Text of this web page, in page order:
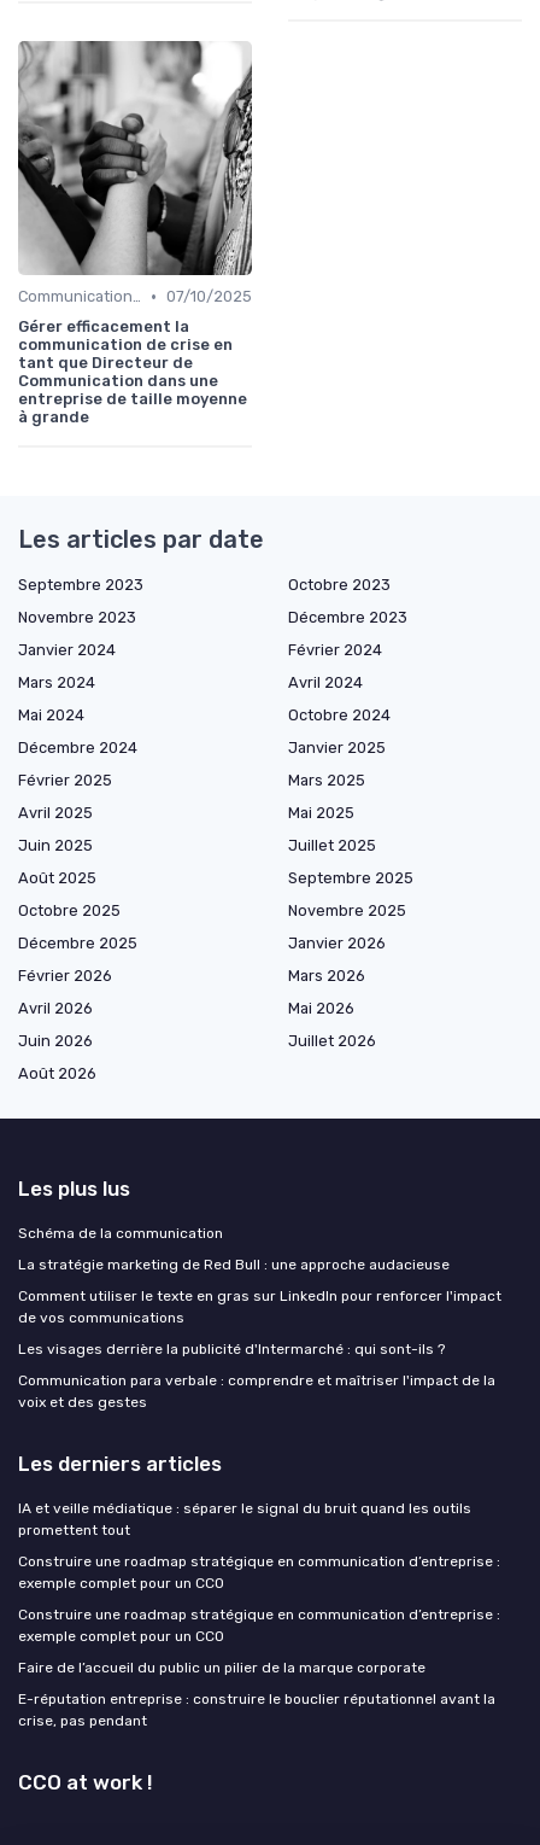
Communication de crise • 07/10/2025
Gérer efficacement la
communication de crise en
tant que Directeur de
Communication dans une
entreprise de taille moyenne
à grande
Les articles par date
Septembre 2023
Octobre 2023
Novembre 2023
Décembre 2023
Janvier 2024
Février 2024
Mars 2024
Avril 2024
Mai 2024
Octobre 2024
Décembre 2024
Janvier 2025
Février 2025
Mars 2025
Avril 2025
Mai 2025
Juin 2025
Juillet 2025
Août 2025
Septembre 2025
Octobre 2025
Novembre 2025
Décembre 2025
Janvier 2026
Février 2026
Mars 2026
Avril 2026
Mai 2026
Juin 2026
Juillet 2026
Août 2026
Les plus lus
Schéma de la communication
La stratégie marketing de Red Bull : une approche audacieuse
Comment utiliser le texte en gras sur LinkedIn pour renforcer l'impact
de vos communications
Les visages derrière la publicité d'Intermarché : qui sont-ils ?
Communication para verbale : comprendre et maîtriser l'impact de la
voix et des gestes
Les derniers articles
IA et veille médiatique : séparer le signal du bruit quand les outils
promettent tout
Construire une roadmap stratégique en communication d’entreprise :
exemple complet pour un CCO
Construire une roadmap stratégique en communication d’entreprise :
exemple complet pour un CCO
Faire de l’accueil du public un pilier de la marque corporate
E-réputation entreprise : construire le bouclier réputationnel avant la
crise, pas pendant
CCO at work !